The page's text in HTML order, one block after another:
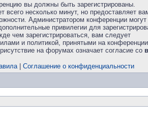
вы должны быть зарегистрированы.
всего несколько минут, но предоставляет
Администратором конференции
привилегии для
чем зарегистрироваться, вам следует
и политикой, принятыми на
на форумах означает согласие со
| Соглашение о конфиденциальности